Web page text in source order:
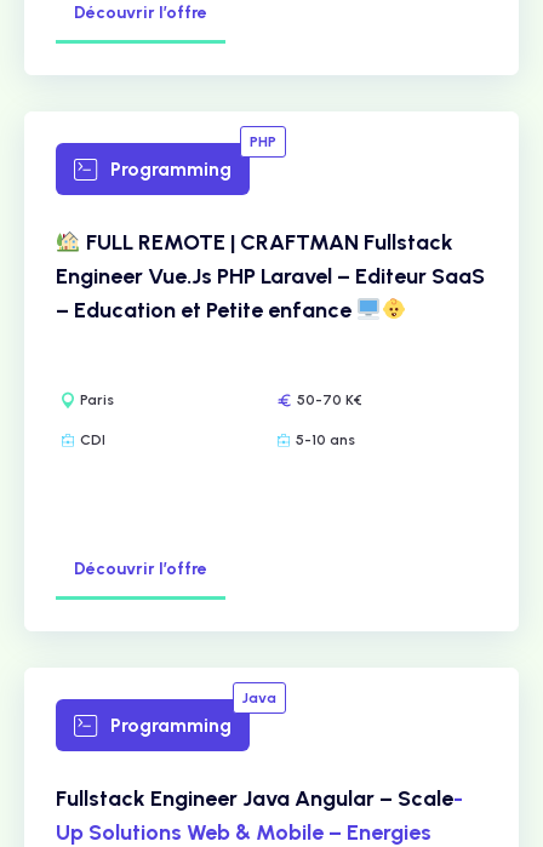
Découvrir l’offre
Programming
PHP
FULL REMOTE | CRAFTMAN Fullstack
Engineer Vue.Js PHP Laravel – Editeur SaaS
– Education et Petite enfance
Paris 50-70 K€
CDI 5-10 ans
Découvrir l’offre
Programming
Java
Fullstack Engineer Java Angular – Scale-
Up Solutions Web & Mobile – Energies